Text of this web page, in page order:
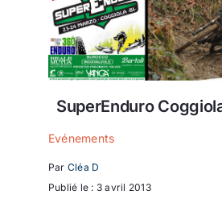
SuperEnduro
Evénements
Par Cléa D
Publié le : 3 avril 2013